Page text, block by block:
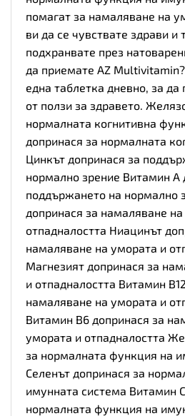
помагат за намаляване на
ви да се чувствате здрави и
подхранвате през
да приемате AZ
една таблетка дневно, за
от ползи за здравето.
нормалната когнитивна
допринася за нормалната
Цинкът допринася за
нормално зрение Витамин А
поддържането на нормално
допринася за намаляване
отпадналостта Ниацинът
намаляване на умората и
Магнезият допринася за
и отпадналостта Витамин
намаляване на умората и
Витамин В6 допринася за
умората и отпадналостта
за нормалната функция на
Селенът допринася за
имунната система Витамин
нормалната функция на